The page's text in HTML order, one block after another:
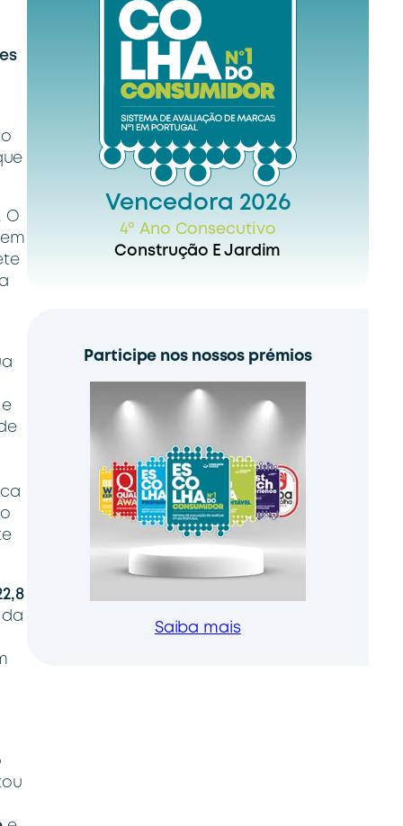
O
Vencedora 2026
4º Ano Consecutivo
Construção E Jardim
Participe nos nossos prémios
Saiba mais